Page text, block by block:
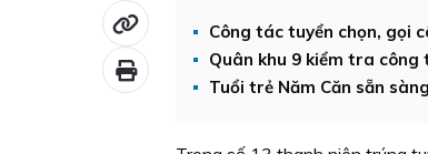
Công tác tuyển chọn, gọi
Quân khu 9 kiểm tra công
Tuổi trẻ Năm Căn sẵn